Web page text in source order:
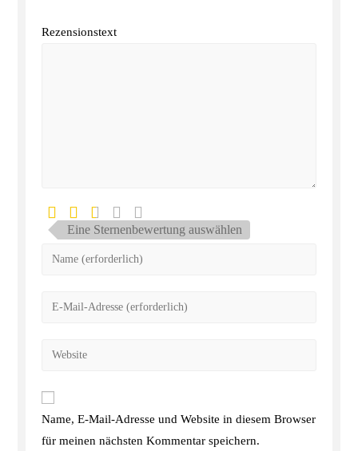
Rezensionstext
Eine Sternenbewertung auswählen
Name, E-Mail-Adresse und Website in diesem Browser
für meinen nächsten Kommentar speichern.